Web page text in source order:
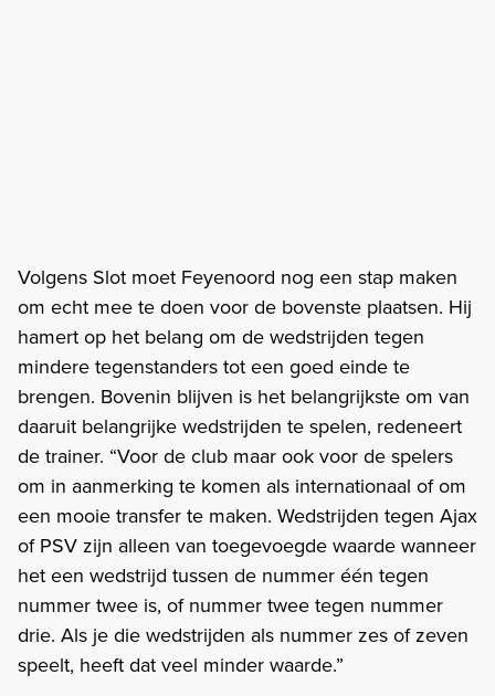
Volgens Slot moet Feyenoord nog een stap maken
om echt mee te doen voor de bovenste plaatsen. Hij
hamert op het belang om de wedstrijden tegen
mindere tegenstanders tot een goed einde te
brengen. Bovenin blijven is het belangrijkste om van
daaruit belangrijke wedstrijden te spelen, redeneert
de trainer. “Voor de club maar ook voor de spelers
om in aanmerking te komen als internationaal of om
een mooie transfer te maken. Wedstrijden tegen Ajax
of PSV zijn alleen van toegevoegde waarde wanneer
het een wedstrijd tussen de nummer één tegen
nummer twee is, of nummer twee tegen nummer
drie. Als je die wedstrijden als nummer zes of zeven
speelt, heeft dat veel minder waarde.”